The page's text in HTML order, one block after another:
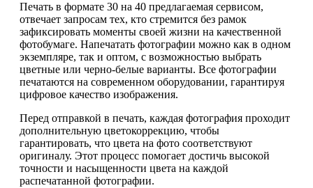
Печать в формате 30 на 40 предлагаемая сервисом,
отвечает запросам тех, кто стремится без рамок
зафиксировать моменты своей жизни на качественной
фотобумаге. Напечатать фотографии можно как в одном
экземпляре, так и оптом, с возможностью выбрать
цветные или черно-белые варианты. Все фотографии
печатаются на современном оборудовании, гарантируя
цифровое качество изображения.
Перед отправкой в печать, каждая фотография проходит
дополнительную цветокоррекцию, чтобы
гарантировать, что цвета на фото соответствуют
оригиналу. Этот процесс помогает достичь высокой
точности и насыщенности цвета на каждой
распечатанной фотографии.